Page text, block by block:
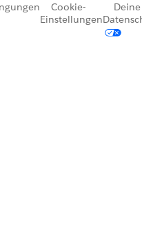
Cookie-
Einstellungen
Deine